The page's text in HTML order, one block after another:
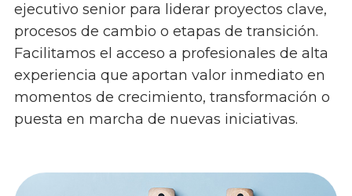
ejecutivo senior para liderar proyectos clave,
procesos de cambio o etapas de transición.
Facilitamos el acceso a profesionales de alta
experiencia que aportan valor inmediato en
momentos de crecimiento, transformación o
puesta en marcha de nuevas iniciativas.